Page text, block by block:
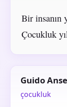
Bir insanın
Çocukluk
Guido
çocukluk